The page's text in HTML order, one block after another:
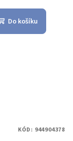
Do košíku
KÓD: 944904378